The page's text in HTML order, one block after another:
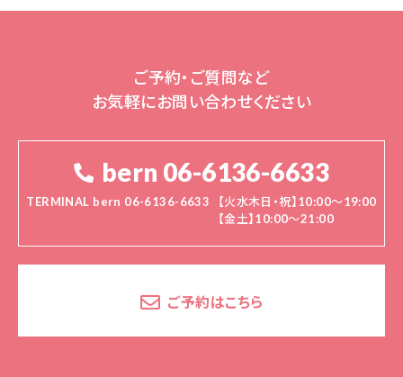
ご予約・ご質問など
お気軽にお問い合わせください
bern 06-6136-6633
TERMINAL bern 06-6136-6633
【火水木日・祝】10:00～19:00
【金土】10:00〜21:00
ご予約はこちら